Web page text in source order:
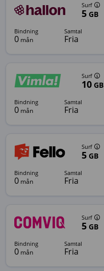
Surf
5GB
bindning
0 mån
samtal
Fria
Surf
10GB
bindning
0 mån
samtal
Fria
Surf
5GB
bindning
0 mån
samtal
Fria
Surf
5GB
bindning
0 mån
samtal
Fria